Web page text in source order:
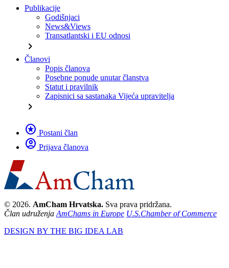
Publikacije
Godišnjaci
News&Views
Transatlantski i EU odnosi
chevron_right
Članovi
Popis članova
Posebne ponude unutar članstva
Statut i pravilnik
Zapisnici sa sastanaka Vijeća upravitelja
chevron_right
stars Postani član
account_circle Prijava članova
© 2026. AmCham Hrvatska. Sva prava pridržana.
Član udruženja AmChams in Europe U.S.Chamber of Commerce
DESIGN BY THE BIG IDEA LAB